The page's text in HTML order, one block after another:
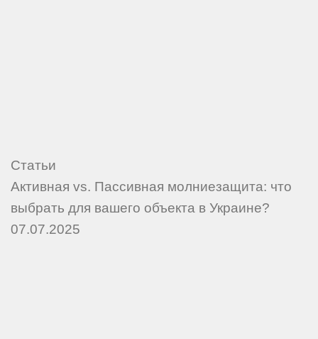
Статьи
Активная vs. Пассивная молниезащита: что
выбрать для вашего объекта в Украине?
07.07.2025